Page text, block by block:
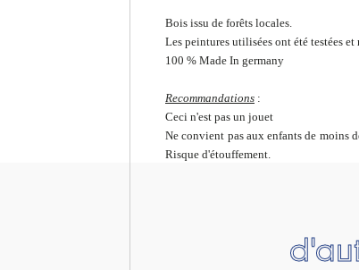
Bois issu de forêts locales.
Les peintures utilisées ont été testées et
100 % Made In germany
Recommandations :
Ceci n'est pas un jouet
Ne convient pas aux enfants de moins
Risque d'étouffement.